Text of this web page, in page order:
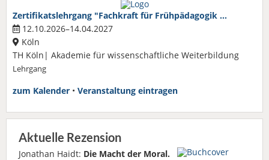
Zertifikatslehrgang "Fachkraft für Frühpädagogik …
12.10.2026–14.04.2027
Köln
TH Köln| Akademie für wissenschaftliche Weiterbildung
Lehrgang
zum Kalender • Veranstaltung eintragen
Aktuelle Rezension
Jonathan Haidt: Die Macht der Moral.